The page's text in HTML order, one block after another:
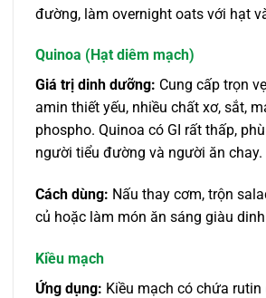
đường, làm overnight oats với hạt
Quinoa (Hạt diêm mạch)
Giá trị dinh dưỡng: Cung cấp trọn
amin thiết yếu, nhiều chất xơ, sắt,
phospho. Quinoa có GI rất thấp,
người tiểu đường và người ăn chay.
Cách dùng: Nấu thay cơm, trộn
củ hoặc làm món ăn sáng giàu
Kiều mạch
Ứng dụng: Kiều mạch có chứa